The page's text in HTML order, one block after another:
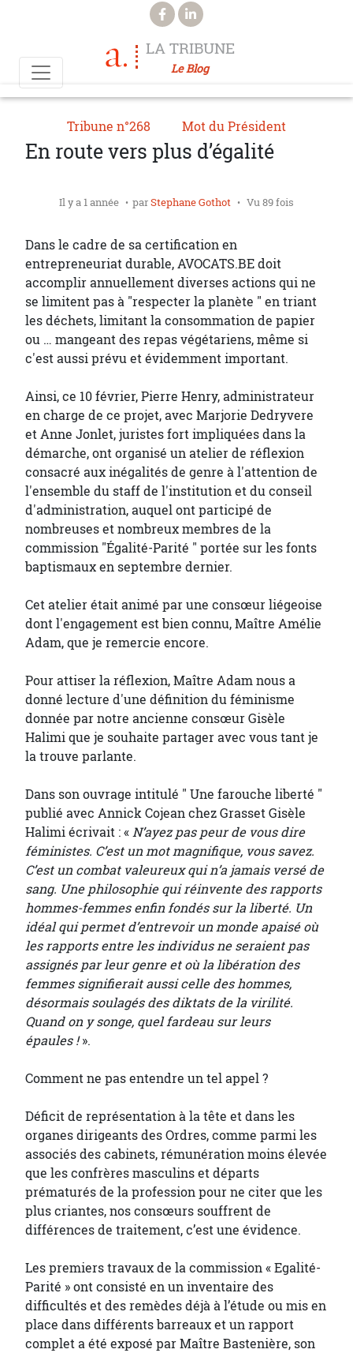
Aller au contenu principal
LA TRIBUNE
Le Blog
Tribune n°268 Mot du Président
En route vers plus d’égalité
Il y a 1 année parStephane Gothot Vu 89 fois
Dans le cadre de sa certification en
entrepreneuriat durable, AVOCATS.BE doit
accomplir annuellement diverses actions qui ne
se limitent pas à "respecter la planète " en triant
les déchets, limitant la consommation de papier
ou … mangeant des repas végétariens, même si
c'est aussi prévu et évidemment important.
Ainsi, ce 10 février, Pierre Henry, administrateur
en charge de ce projet, avec Marjorie Dedryvere
et Anne Jonlet, juristes fort impliquées dans la
démarche, ont organisé un atelier de réflexion
consacré aux inégalités de genre à l'attention de
l'ensemble du staff de l'institution et du conseil
d'administration, auquel ont participé de
nombreuses et nombreux membres de la
commission "Égalité-Parité " portée sur les fonts
baptismaux en septembre dernier.
Cet atelier était animé par une consœur liégeoise
dont l'engagement est bien connu, Maître Amélie
Adam, que je remercie encore.
Pour attiser la réflexion, Maître Adam nous a
donné lecture d'une définition du féminisme
donnée par notre ancienne consœur Gisèle
Halimi que je souhaite partager avec vous tant je
la trouve parlante.
Dans son ouvrage intitulé " Une farouche liberté "
publié avec Annick Cojean chez Grasset Gisèle
Halimi écrivait : «N’ayez pas peur de vous dire
féministes. C’est un mot magnifique, vous savez.
C’est un combat valeureux qui n’a jamais versé de
sang. Une philosophie qui réinvente des rapports
hommes-femmes enfin fondés sur la liberté. Un
idéal qui permet d’entrevoir un monde apaisé où
les rapports entre les individus ne seraient pas
assignés par leur genre et où la libération des
femmes signifierait aussi celle des hommes,
désormais soulagés des diktats de la virilité.
Quand on y songe, quel fardeau sur leurs
épaules !».
Comment ne pas entendre un tel appel ?
Déficit de représentation à la tête et dans les
organes dirigeants des Ordres, comme parmi les
associés des cabinets, rémunération moins élevée
que les confrères masculins et départs
prématurés de la profession pour ne citer que les
plus criantes, nos consœurs souffrent de
différences de traitement, c’est une évidence.
Les premiers travaux de la commission « Egalité-
Parité » ont consisté en un inventaire des
difficultés et des remèdes déjà à l’étude ou mis en
place dans différents barreaux et un rapport
complet a été exposé par Maître Bastenière, son